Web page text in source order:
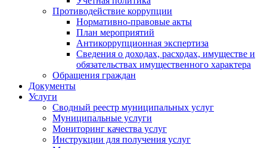
Противодействие коррупции
Нормативно-правовые акты
План мероприятий
Антикоррупционная экспертиза
Сведения о доходах, расходах, имуществе и
обязательствах имущественного характера
Обращения граждан
Документы
Услуги
Сводный реестр муниципальных услуг
Муниципальные услуги
Мониторинг качества услуг
Инструкции для получения услуг